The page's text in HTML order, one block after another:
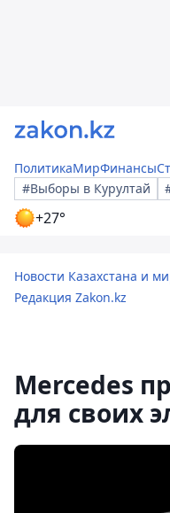
ПолитикаМирФинансы
#Выборы в Курултай
+27°
Новости Казахстана и
Редакция Zakon.kz
Mercedes
для своих